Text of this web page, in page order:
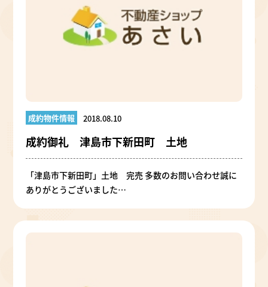
成約物件情報 2018.08.10
成約御礼 津島市下新田町 土地
「津島市下新田町」土地 完売 多数のお問い合わせ誠に
ありがとうございました…